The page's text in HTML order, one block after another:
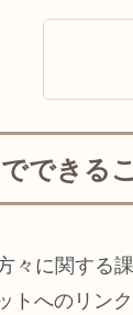
できる
々に関する
トへのリン